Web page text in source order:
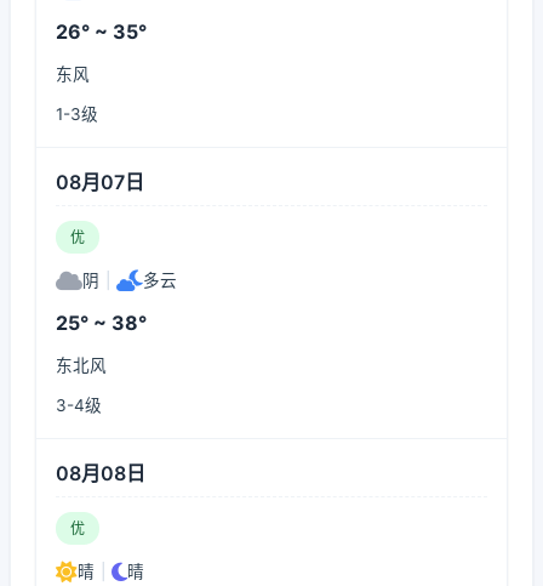
26° ~ 35°
东风
1-3级
08月07日
优
阴 多云
25° ~ 38°
东北风
3-4级
08月08日
优
晴 晴